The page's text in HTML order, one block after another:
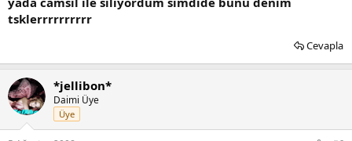
tsklerrrrrrrrrr
Cevapla
*jellibon*
Daimi Üye
Üye